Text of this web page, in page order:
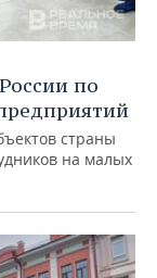
по
страны
на малых